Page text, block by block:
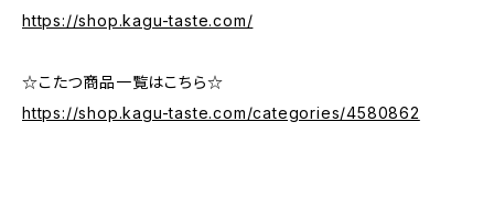
https://shop.kagu-taste.com/
☆こたつ商品一覧はこちら☆
https://shop.kagu-taste.com/categories/4580862